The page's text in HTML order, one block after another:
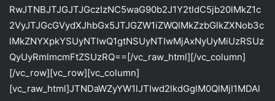
RwJTNBJTJGJTJGczIzNC5waG90b2J1Y2tldC5jb20lMkZ1c
2VyJTJGcGVydXJhbGx5JTJGZW1iZWQlMkZzbGlkZXNob3c
lMkZNYXpkYSUyNTIwQ1gtNSUyNTIwMjAxNyUyMiUzRSUz
QyUyRmlmcmFtZSUzRQ==[/vc_raw_html][/vc_column]
[/vc_row][vc_row][vc_column]
[vc_raw_html]JTNDaWZyYW1lJTIwd2lkdGglM0QlMjI1MDAl